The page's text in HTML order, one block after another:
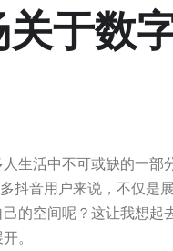
于数
生活中不可或缺的一部
抖音用户来说，不仅是
的空间呢？这让我想起
。